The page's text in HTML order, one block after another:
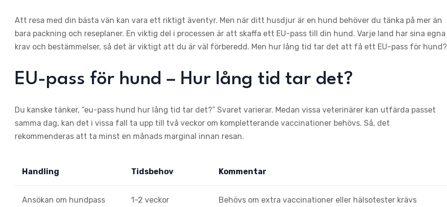
Att resa med din bästa vän kan vara ett riktigt äventyr. Men när ditt husdjur är en hund behöver du tänka på mer än
bara packning och reseplaner. En viktig del i processen är att skaffa ett EU-pass till din hund. Varje land har sina egna
krav och bestämmelser, så det är viktigt att du är väl förberedd. Men hur lång tid tar det att få ett EU-pass för hund?
EU-pass för hund – Hur lång tid tar det?
Du kanske tänker, ”eu-pass hund hur lång tid tar det?” Svaret varierar. Medan vissa veterinärer kan utfärda passet
samma dag, kan det i vissa fall ta upp till två veckor om kompletterande vaccinationer behövs. Så, det
rekommenderas att ta minst en månads marginal innan resan.
Handling Tidsbehov Kommentar
Ansökan om hundpass 1-2 veckor Behövs om extra vaccinationer eller hälsotester krävs